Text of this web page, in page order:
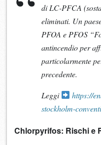
di LC-PFCA
eliminati. Un
PFOA e PFOS
antincendio per
particolarmente
precedente.
Leggi
https://
stockholm-
Chlorpyrifos: Rischi e